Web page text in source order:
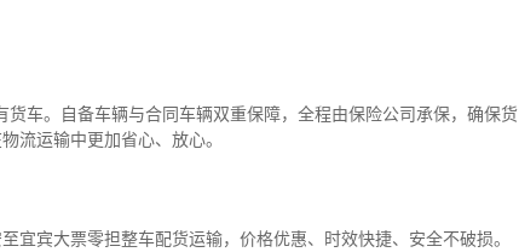
车。自备车辆与合同车辆双重保障，全程由保险公司承保，确保货
流运输中更加省心、放心。
宾大票零担整车配货运输，价格优惠、时效快捷、安全不破损。